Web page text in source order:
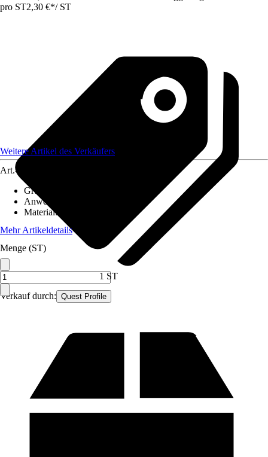
pro ST2,30 €*/ ST
Verkauf durch: Quest Profile
Weitere Artikel des Verkäufers
Art.-Nr.
Grundfarbe
Anwendungsbereich
Material:
Mehr Artikeldetails
Menge (ST)
1 ST